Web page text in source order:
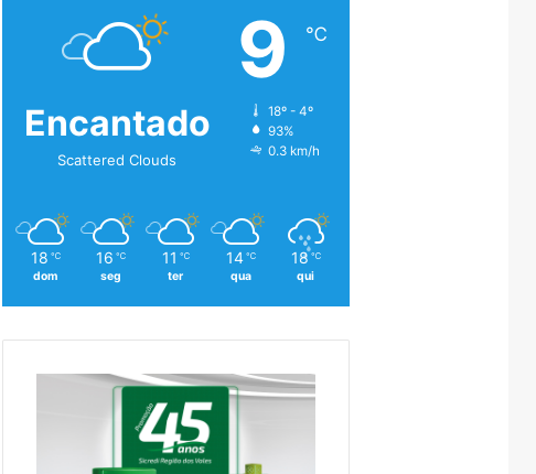
Encantado
Scattered Clouds
9 ℃
18º - 4º
93%
0.3 km/h
18 ℃
dom
16 ℃
seg
11 ℃
ter
14 ℃
qua
18 ℃
qui